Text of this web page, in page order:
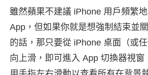
雖然蘋果不建議 iPhone 用戶頻繁
App，但如果你就是想強制結束並
的話，那只要從 iPhone 桌面（或任
向上滑，即可進入 App 切換器視窗